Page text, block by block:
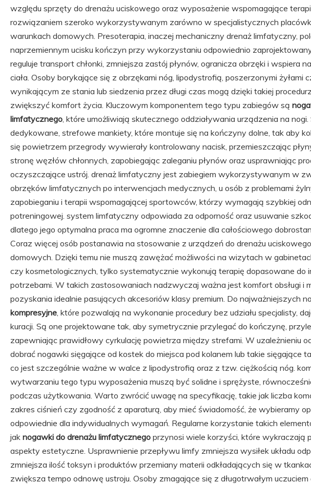
względu sprzęty do drenażu uciskowego oraz wyposażenie wspomagające
rozwiązaniem szeroko wykorzystywanym zarówno w specjalistycznych
warunkach domowych. Presoterapia, inaczej mechaniczny drenaż limfatyczny,
naprzemiennym ucisku kończyn przy wykorzystaniu odpowiednio
reguluje transport chłonki, zmniejsza zastój płynów, ogranicza obrzęki i wspiera
ciała. Osoby borykające się z obrzękami nóg, lipodystrofią, poszerzonymi żyłami
wynikającym ze stania lub siedzenia przez długi czas mogą dzięki takiej
zwiększyć komfort życia. Kluczowym komponentem tego typu zabiegów są
limfatycznego, które umożliwiają skutecznego oddziaływania urządzenia na nogi.
dedykowane, strefowe mankiety, które montuje się na kończyny dolne, tak aby
się powietrzem przegrody wywierały kontrolowany nacisk, przemieszczając
stronę węzłów chłonnych, zapobiegając zaleganiu płynów oraz usprawniając
oczyszczające ustrój. drenaż limfatyczny jest zabiegiem wykorzystywanym w
obrzęków limfatycznych po interwencjach medycznych, u osób z problemami
zapobieganiu i terapii wspomagającej sportowców, którzy wymagają szybkiej
potreningowej. system limfatyczny odpowiada za odporność oraz usuwanie
dlatego jego optymalna praca ma ogromne znaczenie dla całościowego
Coraz więcej osób postanawia na stosowanie z urządzeń do drenażu
domowych. Dzięki temu nie muszą zawężać możliwości na wizytach w
czy kosmetologicznych, tylko systematycznie wykonują terapię dopasowane do
potrzebami. W takich zastosowaniach nadzwyczaj ważna jest komfort obsługi i
pozyskania idealnie pasujących akcesoriów klasy premium. Do najważniejszych
kompresyjne, które pozwalają na wykonanie procedury bez udziału specjalisty,
kuracji. Są one projektowane tak, aby symetrycznie przylegać do kończynę,
zapewniając prawidłowy cyrkulację powietrza między strefami. W uzależnieniu
dobrać nogawki sięgające od kostek do miejsca pod kolanem lub takie sięgające
co jest szczególnie ważne w walce z lipodystrofią oraz z tzw. ciężkością nóg.
wytwarzaniu tego typu wyposażenia muszą być solidne i sprężyste,
podczas użytkowania. Warto zwrócić uwagę na specyfikację, takie jak liczba
zakres ciśnień czy zgodność z aparaturą, aby mieć świadomość, że wybieramy
odpowiednie dla indywidualnych wymagań. Regularne korzystanie takich
jak nogawki do drenażu limfatycznego przynosi wiele korzyści, które wykraczają
aspekty estetyczne. Usprawnienie przepływu limfy zmniejsza wysiłek układu
zmniejsza ilość toksyn i produktów przemiany materii odkładających się w
zwiększa tempo odnowę ustroju. Osoby zmagające się z długotrwałym uczuciem